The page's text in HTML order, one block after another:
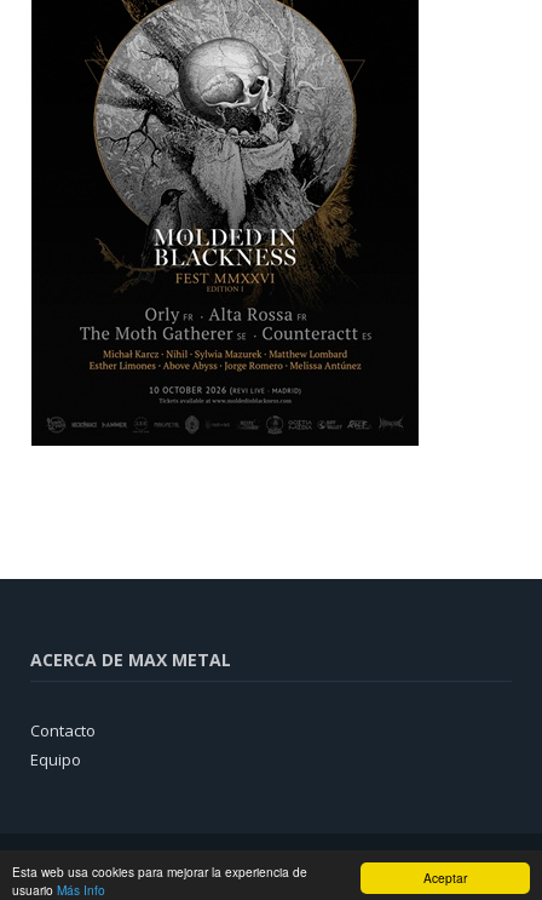
Aceptar
Esta web usa cookies para mejorar la experiencia de
usuario Más Info
ACERCA DE MAX METAL
Contacto
Equipo